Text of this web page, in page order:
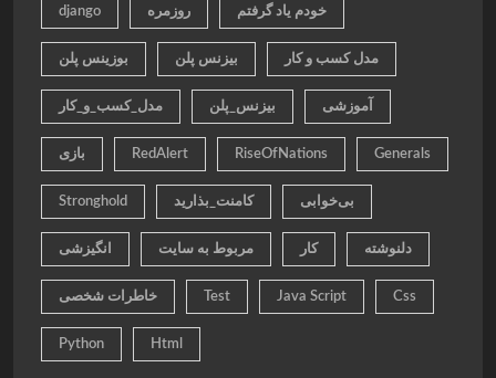
django روزمره خودم یاد گرفتم
بوزینس پلن بیزنس پلن مدل کسب و کار
مدل_کسب_و_کار بیزنس_پلن آموزشی
بازی RedAlert RiseOfNations Generals
Stronghold کامنت_بذارید بی‌خوابی
انگیزشی مربوط به سایت کار دلنوشته
خاطرات شخصی Test Java Script Css
Python Html